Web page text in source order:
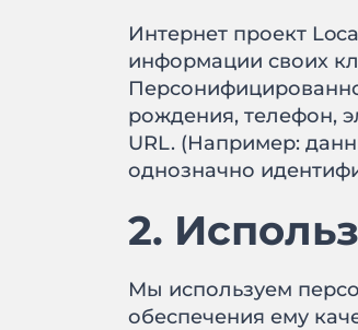
Интернет проект
информации своих
рождения, телефон,
URL. (Например:
однозначно
2.
Мы используем
обеспечения ему